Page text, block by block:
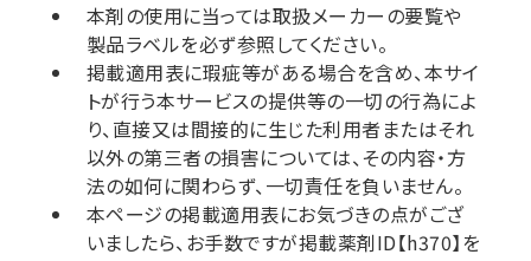
本剤の使用に当っては取扱メーカーの要覧や
製品ラベルを必ず参照してください。
掲載適用表に瑕疵等がある場合を含め、本サイ
トが行う本サービスの提供等の一切の行為によ
り、直接又は間接的に生じた利用者またはそれ
以外の第三者の損害については、その内容・方
法の如何に関わらず、一切責任を負いません。
本ページの掲載適用表にお気づきの点がござ
いましたら、お手数ですが掲載薬剤ID【h370】を